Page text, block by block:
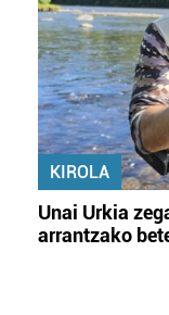
KIROLA
Unai Urkia
arrantzako